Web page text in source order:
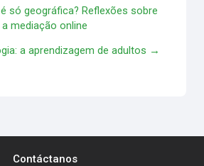
só geográfica? Reflexões sobre
a mediação online
a aprendizagem de adultos →
Contáctanos